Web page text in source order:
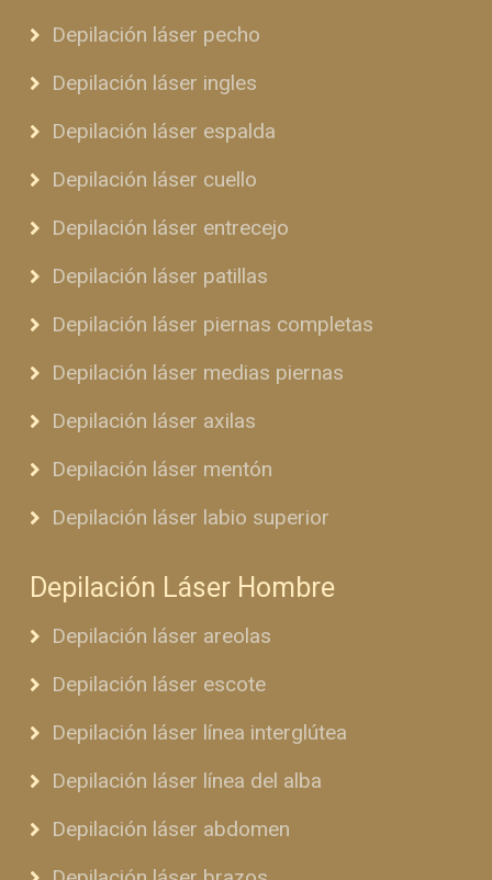
Depilación láser pecho
Depilación láser ingles
Depilación láser espalda
Depilación láser cuello
Depilación láser entrecejo
Depilación láser patillas
Depilación láser piernas completas
Depilación láser medias piernas
Depilación láser axilas
Depilación láser mentón
Depilación láser labio superior
Depilación Láser Hombre
Depilación láser areolas
Depilación láser escote
Depilación láser línea interglútea
Depilación láser línea del alba
Depilación láser abdomen